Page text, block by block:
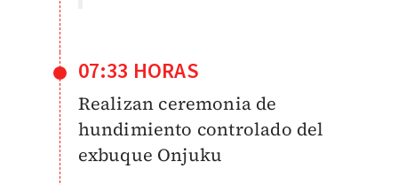
07:33 HORAS
Realizan ceremonia de
hundimiento controlado del
exbuque Onjuku